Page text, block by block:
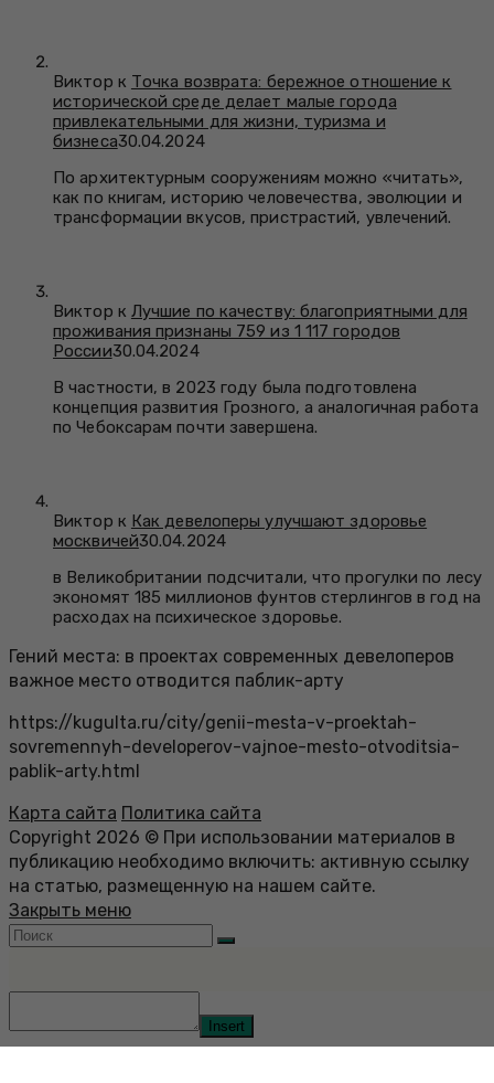
Виктор к Точка возврата: бережное отношение к
исторической среде делает малые города
привлекательными для жизни, туризма и
бизнеса30.04.2024
По архитектурным сооружениям можно «читать»,
как по книгам, историю человечества, эволюции и
трансформации вкусов, пристрастий, увлечений.
Виктор к Лучшие по качеству: благоприятными для
проживания признаны 759 из 1 117 городов
России30.04.2024
В частности, в 2023 году была подготовлена
концепция развития Грозного, а аналогичная работа
по Чебоксарам почти завершена.
Виктор к Как девелоперы улучшают здоровье
москвичей30.04.2024
в Великобритании подсчитали, что прогулки по лесу
экономят 185 миллионов фунтов стерлингов в год на
расходах на психическое здоровье.
Гений места: в проектах современных девелоперов
важное место отводится паблик-арту
https://kugulta.ru/city/genii-mesta-v-proektah-
sovremennyh-developerov-vajnoe-mesto-otvoditsia-
pablik-arty.html
Карта сайта Политика сайта
Copyright 2026 © При использовании материалов в
публикацию необходимо включить: активную ссылку
на статью, размещенную на нашем сайте.
Закрыть меню
Insert